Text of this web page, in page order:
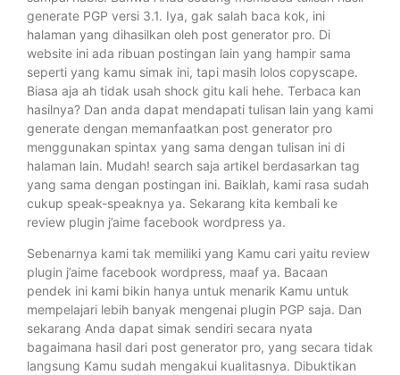
generate PGP versi 3.1. Iya, gak salah baca kok, ini
halaman yang dihasilkan oleh post generator pro. Di
website ini ada ribuan postingan lain yang hampir sama
seperti yang kamu simak ini, tapi masih lolos copyscape.
Biasa aja ah tidak usah shock gitu kali hehe. Terbaca kan
hasilnya? Dan anda dapat mendapati tulisan lain yang kami
generate dengan memanfaatkan post generator pro
menggunakan spintax yang sama dengan tulisan ini di
halaman lain. Mudah! search saja artikel berdasarkan tag
yang sama dengan postingan ini. Baiklah, kami rasa sudah
cukup speak-speaknya ya. Sekarang kita kembali ke
review plugin j’aime facebook wordpress ya.
Sebenarnya kami tak memiliki yang Kamu cari yaitu review
plugin j’aime facebook wordpress, maaf ya. Bacaan
pendek ini kami bikin hanya untuk menarik Kamu untuk
mempelajari lebih banyak mengenai plugin PGP saja. Dan
sekarang Anda dapat simak sendiri secara nyata
bagaimana hasil dari post generator pro, yang secara tidak
langsung Kamu sudah mengakui kualitasnya. Dibuktikan